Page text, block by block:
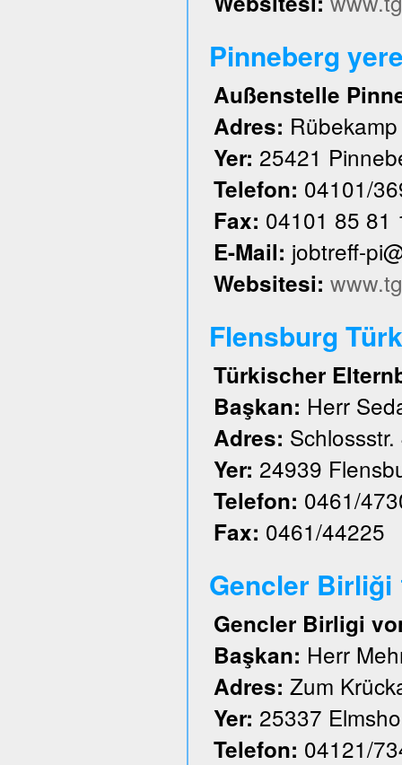
Pinneberg
Außenstelle
Adres:
Yer: 25421
Telefon: 04101/
Fax: 04101 85 81
E-Mail: jobtreff-
Websitesi:
Flensburg
Türkischer
Başkan: Herr
Adres: Schlossstr.
Yer: 24939
Telefon: 0461/
Fax: 0461/44225
Gencler Birliği
Gencler Birligi
Başkan: Herr
Adres: Zum
Yer: 25337
Telefon: 04121/